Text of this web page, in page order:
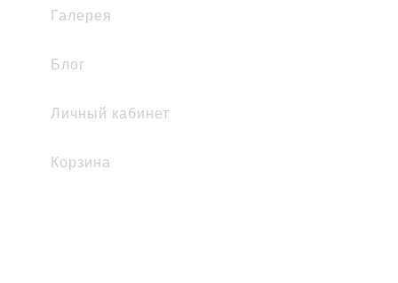
галерея
Блог
Личный кабинет
Корзина